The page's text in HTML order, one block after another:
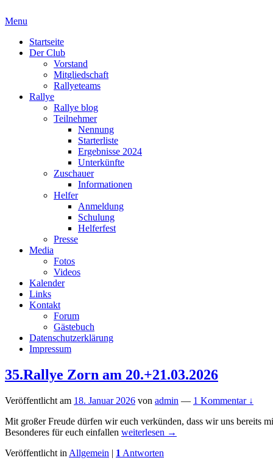
to
Menu
Hauptmenü
Startseite
Der Club
Vorstand
Mitgliedschaft
Rallyeteams
Rallye
Rallye blog
Teilnehmer
Nennung
Starterliste
Ergebnisse 2024
Unterkünfte
Zuschauer
Informationen
Helfer
Anmeldung
Schulung
Helferfest
Presse
Media
Fotos
Videos
Kalender
Links
Kontakt
Forum
Gästebuch
Datenschutzerklärung
Impressum
35.Rallye Zorn am 20.+21.03.2026
Veröffentlicht am 18. Januar 2026 von admin — 1 Kommentar ↓
Mit großer Freude dürfen wir euch verkünden, dass wir uns bereits
Besonderes für euch einfallen weiterlesen 35.Rallye
→
Veröffentlicht in Allgemein | 1 Antworten